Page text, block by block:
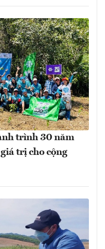
trình 30 năm
trị cho cộng